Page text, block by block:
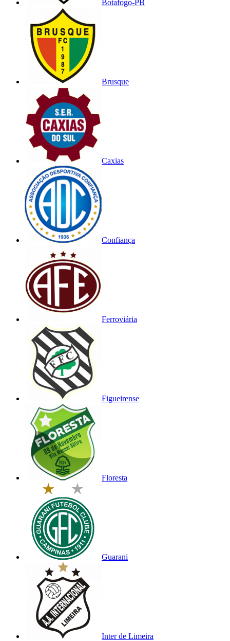
Botafogo-PB
Brusque
Caxias
Confiança
Ferroviária
Figueirense
Floresta
Guarani
Inter de Limeira